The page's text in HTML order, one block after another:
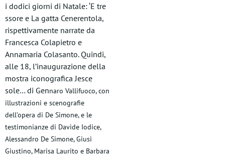
i dodici giorni di Natale: ‘E tre
ssore e La gatta Cenerentola,
rispettivamente narrate da
Francesca Colapietro e
Annamaria Colasanto. Quindi,
alle 18, l’inaugurazione della
mostra iconografica Jesce
sole… di Gennaro Vallifuoco, con
illustrazioni e scenografie
dell’opera di De Simone, e le
testimonianze di Davide Iodice,
Alessandro De Simone, Giusi
Giustino, Marisa Laurito e Barbara